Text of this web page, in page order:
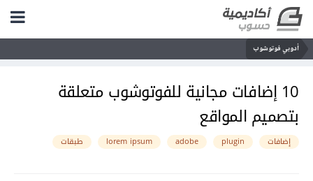
أدوبي فوتوشوب
10 إضافات مجانية للفوتوشوب متعلقة
بتصميم المواقع
إضافات plugin
adobe
lorem ipsum طبقات